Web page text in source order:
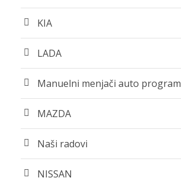
KIA
LADA
Manuelni menjači auto program
MAZDA
Naši radovi
NISSAN